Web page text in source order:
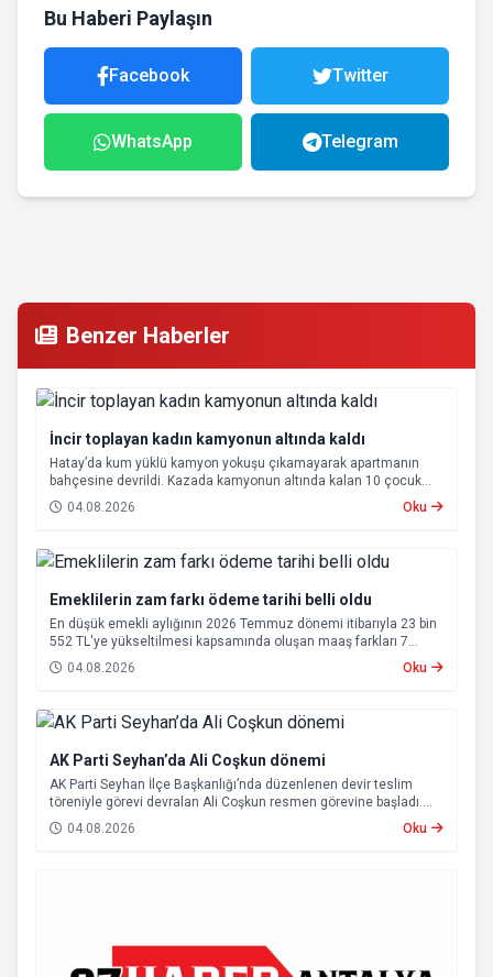
Bu Haberi Paylaşın
Facebook Twitter
WhatsApp Telegram
Benzer Haberler
İncir toplayan kadın kamyonun altında kaldı
Hatay’da kum yüklü kamyon yokuşu çıkamayarak apartmanın
bahçesine devrildi. Kazada kamyonun altında kalan 10 çocuk
annesi 65 yaşındaki kadın hayatını kaybetti.
04.08.2026 Oku
Emeklilerin zam farkı ödeme tarihi belli oldu
En düşük emekli aylığının 2026 Temmuz dönemi itibarıyla 23 bin
552 TL'ye yükseltilmesi kapsamında oluşan maaş farkları 7
Ağustos 2026 tarihinde hesaplara yatırılacak.
04.08.2026 Oku
AK Parti Seyhan’da Ali Coşkun dönemi
AK Parti Seyhan İlçe Başkanlığı’nda düzenlenen devir teslim
töreniyle görevi devralan Ali Coşkun resmen görevine başladı.
Hizmet vurgusu yapan Coşkun, “AK Partili olmak, bu ülkenin her
metrekaresine sevdalı olmaktır” dedi.
04.08.2026 Oku